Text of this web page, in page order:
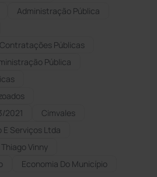
Administração Pública
Públicas
Pública
2021
Cimvales
E Serviços Ltda
Thiago Vinny
Economia Do Município